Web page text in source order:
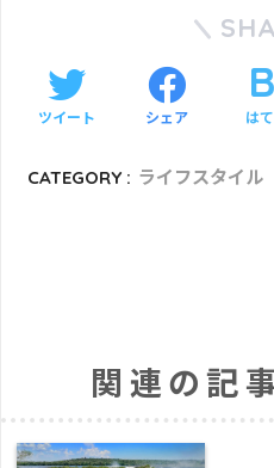
ツイート シェア は
CATEGORY : ライフスタイル
関連の記